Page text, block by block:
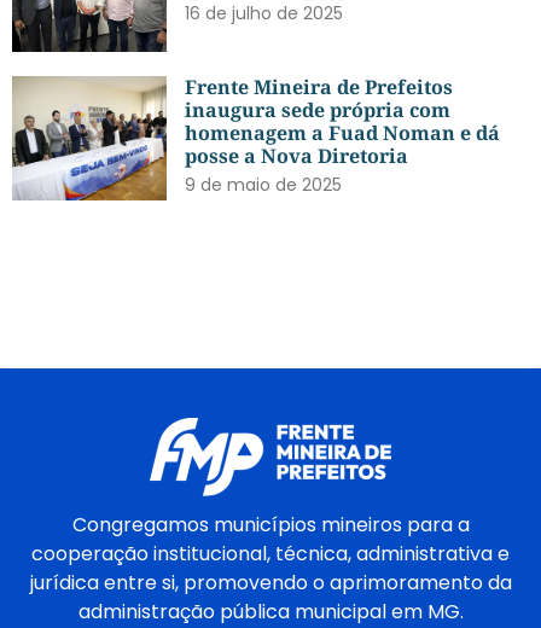
16 de julho de 2025
Frente Mineira de Prefeitos
inaugura sede própria com
homenagem a Fuad Noman e dá
posse a Nova Diretoria
9 de maio de 2025
Congregamos municípios mineiros para a
cooperação institucional, técnica, administrativa e
jurídica entre si, promovendo o aprimoramento da
administração pública municipal em MG.